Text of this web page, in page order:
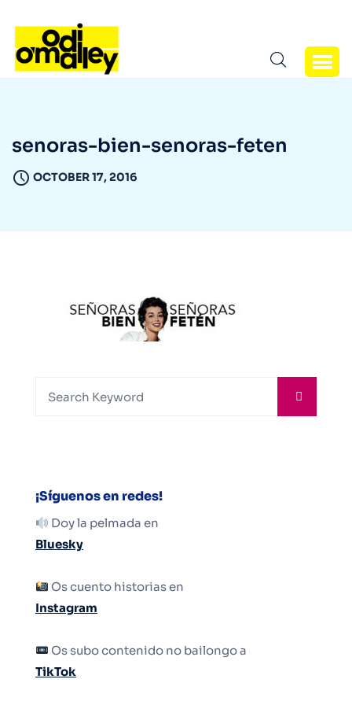
senoras-bien-senoras-feten
OCTOBER 17, 2016
¡Síguenos en redes!
Doy la pelmada en
Bluesky
Os cuento historias en
Instagram
Os subo contenido no bailongo a
TikTok